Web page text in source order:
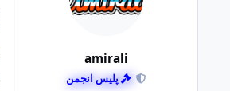
amirali
پلیس انجمن